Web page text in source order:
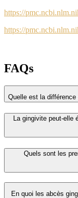
https://
https://
FAQs
Quelle est la
La gingivite peut-elle
Quels sont les
En quoi les abcès